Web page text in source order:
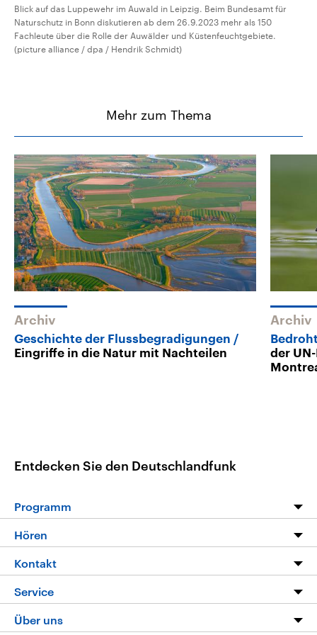
Blick auf das Luppewehr im Auwald in Leipzig. Beim Bundesamt für
Naturschutz in Bonn diskutieren ab dem 26.9.2023 mehr als 150
Fachleute über die Rolle der Auwälder und Küstenfeuchtgebiete.
(picture alliance / dpa / Hendrik Schmidt)
Mehr zum Thema
Archiv
Geschichte der Flussbegradigungen
Eingriffe in die Natur mit Nachteilen
Archiv
der
Entdecken Sie den Deutschlandfunk
Programm
Programm
Die Nachrichten
Nachrichtenleicht
Neue Beiträge auf dlf.de
Hören
Livestream
Podcasts
Deutschlandfunk App
Kontakt
Hörerservice
Service
FAQ
Über uns